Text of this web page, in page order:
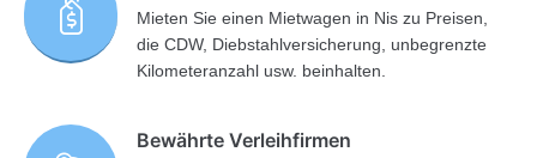
Mieten Sie einen Mietwagen in Nis zu Preisen,
die CDW, Diebstahlversicherung, unbegrenzte
Kilometeranzahl usw. beinhalten.
Bewährte Verleihfirmen